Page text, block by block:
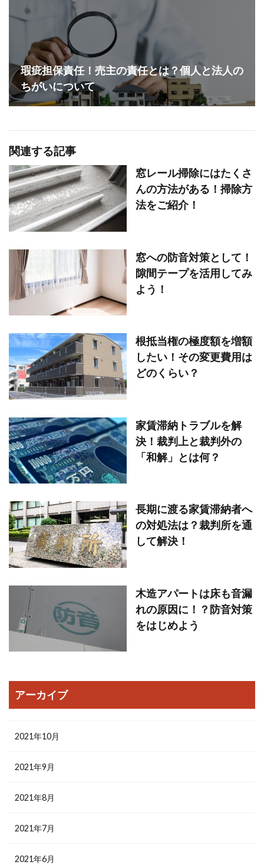
瑕疵担保責任！売主の責任とは？個人と法人の
ちがいについて
関連する記事
窓レール掃除にはたくさ
んの方法がある！掃除方
法をご紹介！
窓への防音対策として！
隙間テープを活用してみ
よう！
根抵当権の極度額を増額
したい！その変更費用は
どのくらい？
家賃滞納トラブルを解
決！裁判上と裁判外の
「和解」とは何？
長期に渡る家賃滞納者へ
の対処法は？裁判所を通
して解決！
木造アパートは床も音漏
れの原因に！？防音対策
をはじめよう
アーカイブ
2021年10月
2021年9月
2021年8月
2021年7月
2021年6月